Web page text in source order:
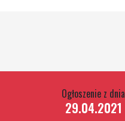
Ogłoszenie z dnia
29.04.2021